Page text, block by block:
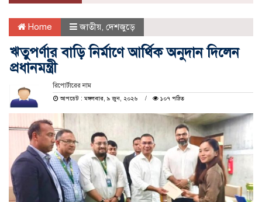
Home জাতীয় দেশজুড়ে
ঋতুপর্ণার বাড়ি নির্মাণে আর্থিক অনুদান দিলেন
প্রধানমন্ত্রী
রিপোর্টারের নাম
আপডেট : মঙ্গলবার, ৯ জুন, ২০২৬
১০৭ পঠিত